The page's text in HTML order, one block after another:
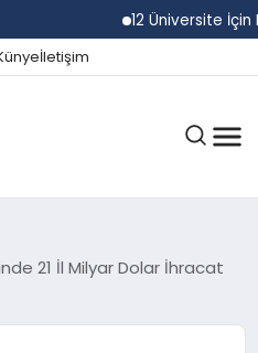
12 Üniversite İçin
İletişim
21 İl Milyar Dolar İhracat